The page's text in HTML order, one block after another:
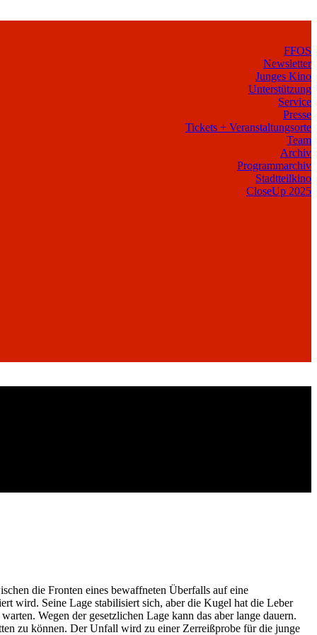
FFOS
Newsletter
Junges Kino
Unterstützung
Service
Presse
Tickets + Veranstaltungsorte
Team
Archiv
Programmarchiv
Stadtteilkino
CloseUp 2025
die Fronten eines bewaffneten Überfalls auf eine
wird. Seine Lage stabilisiert sich, aber die Kugel hat die Leber
Wegen der gesetzlichen Lage kann das aber lange dauern.
zu können. Der Unfall wird zu einer Zerreißprobe für die junge